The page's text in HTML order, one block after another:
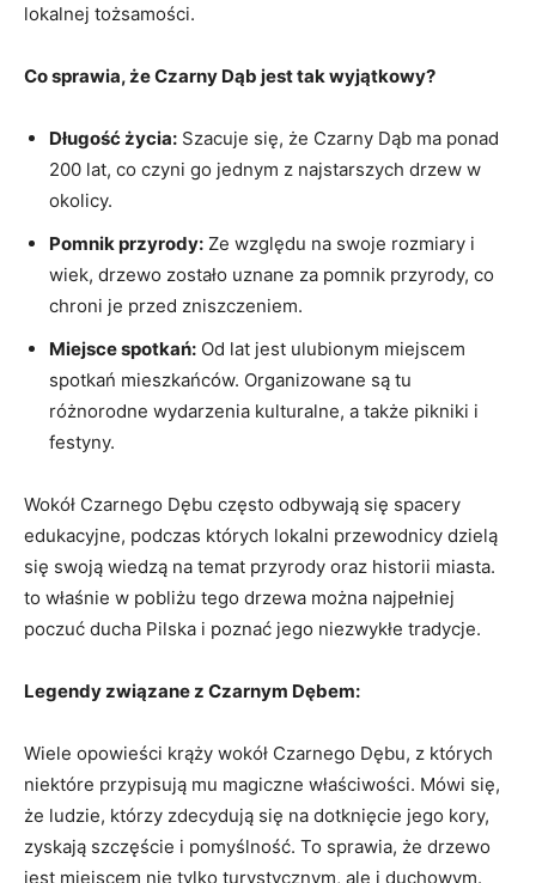
lokalnej ⁣tożsamości.
Co sprawia, że Czarny Dąb jest tak wyjątkowy?
Długość ‍życia: ‌Szacuje się, że Czarny Dąb ma ponad
200⁢ lat, co czyni⁣ go jednym z​ najstarszych drzew w
okolicy.
Pomnik przyrody: Ze względu na swoje rozmiary i
wiek, drzewo zostało uznane za pomnik przyrody,‌ co
chroni je ⁢przed zniszczeniem.
Miejsce spotkań: Od lat ⁤jest ulubionym ​miejscem
spotkań mieszkańców. Organizowane są tu
różnorodne wydarzenia kulturalne, ‌a także pikniki i
festyny.
Wokół Czarnego Dębu ⁣często odbywają ‌się⁤ spacery
edukacyjne, podczas których lokalni przewodnicy dzielą
się swoją wiedzą‌ na temat przyrody ‍oraz historii miasta.
to właśnie w pobliżu tego drzewa‍ można​ najpełniej
‍poczuć‌ ducha Pilska i ​poznać jego niezwykłe tradycje.
Legendy związane z​ Czarnym Dębem:
Wiele opowieści krąży wokół ⁢Czarnego Dębu, z których‌
niektóre przypisują mu ​magiczne właściwości. Mówi się,
że ludzie, którzy​ zdecydują się na dotknięcie jego kory, ​
zyskają ⁤szczęście i⁣ pomyślność. To sprawia, że drzewo⁤
jest ‍miejscem nie tylko⁢ turystycznym, ‍ale i duchowym.